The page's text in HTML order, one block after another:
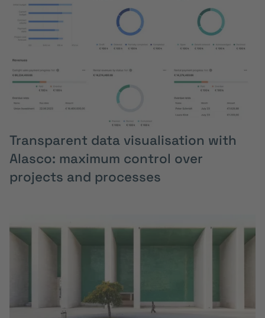
Transparent data visualisation with
Alasco: maximum control over
projects and processes